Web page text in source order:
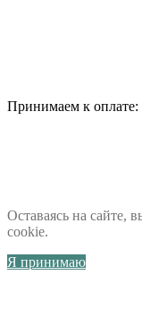
Принимаем к оплате:
Оставаясь на сайте,
cookie.
Я принимаю